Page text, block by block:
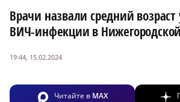
Врачи назвали средний
ВИЧ-инфекции в
19:44, 15.02.2024
Читайте в MAX